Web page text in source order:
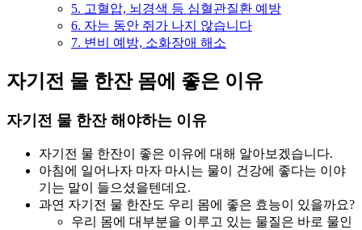
5. 고혈압, 뇌경색 등 심혈관질환 예방
6. 자는 동안 쥐가 나지 않습니다
7. 변비 예방, 소화장애 해소
자기전 물 한잔 몸에 좋은 이유
자기전 물 한잔 해야하는 이유
자기전 물 한잔이 좋은 이유에 대해 알아보겠습니다.
아침에 일어나자 마자 마시는 물이 건강에 좋다는 이야
기는 말이 들으셨을텐데요.
과연 자기전 물 한잔도 우리 몸에 좋은 효능이 있을까요?
우리 몸에 대부분을 이루고 있는 물질은 바로 물인